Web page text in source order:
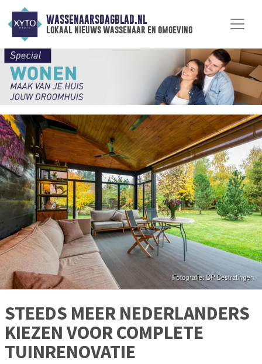
WASSENAARSDAGBLAD.NL
lokaal nieuws wassenaar en omgeving
STEEDS MEER NEDERLANDERS
KIEZEN VOOR COMPLETE
TUINRENOVATIE